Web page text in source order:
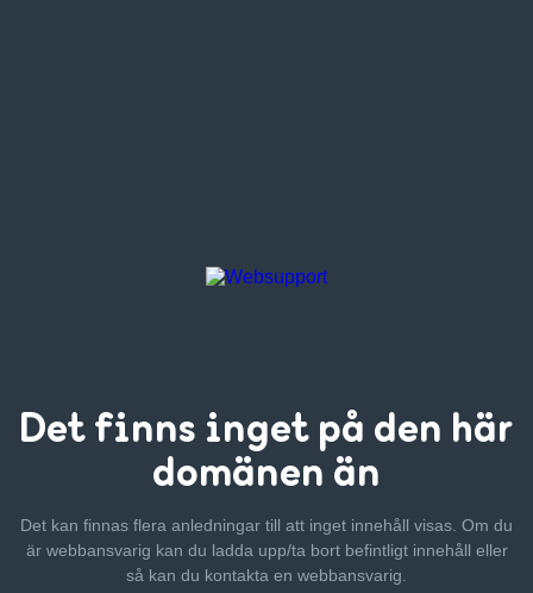
Det finns inget på den här
domänen än
Det kan finnas flera anledningar till att inget innehåll visas. Om du
är webbansvarig kan du ladda upp/ta bort befintligt innehåll eller
så kan du kontakta en webbansvarig.